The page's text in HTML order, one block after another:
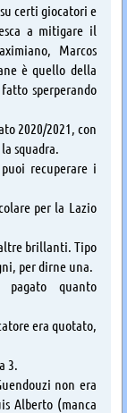
certi giocatori e
a mitigare il
Marcos
è quello della
sperperando
2020/2021, con
squadra.
recuperare i
per la Lazio
brillanti. Tipo
per dirne una.
pagato quanto
era quotato,
3.
non era
Alberto (manca